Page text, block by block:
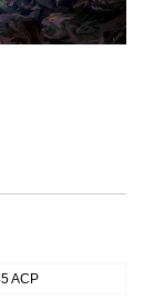
ACP